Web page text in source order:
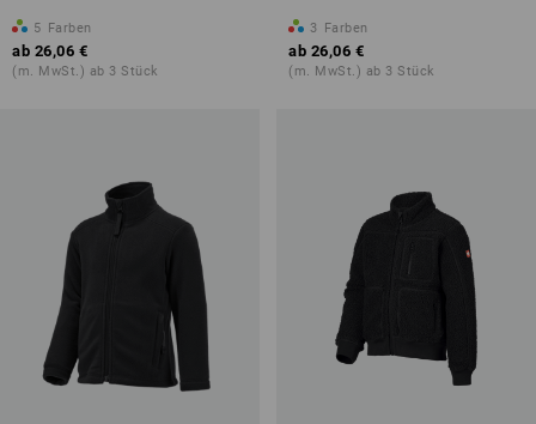
5 Farben
ab 26,06 €
(m. MwSt.) ab 3 Stück
3 Farben
ab 26,06 €
(m. MwSt.) ab 3 Stück